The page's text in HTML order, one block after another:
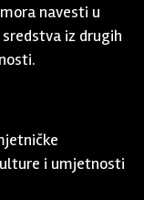
navesti u
iz drugih
i umjetnosti